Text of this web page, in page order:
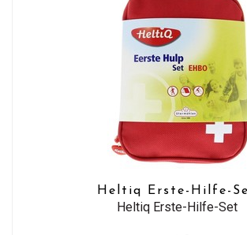
Heltiq Erste-Hilfe-
Heltiq Erste-Hilfe-Set